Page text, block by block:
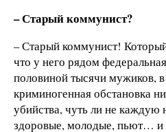
– Старый коммунист?
– Старый коммунист!
что у него рядом
половиной тысячи мужиков,
криминогенная обстановка
убийства, чуть ли не
здоровые, молодые, пьют… и